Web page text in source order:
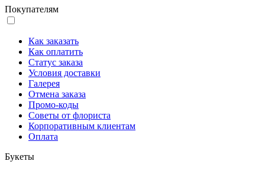
Покупателям
Как заказать
Как оплатить
Статус заказа
Условия доставки
Галерея
Отмена заказа
Промо-коды
Советы от флориста
Корпоративным клиентам
Оплата
Букеты